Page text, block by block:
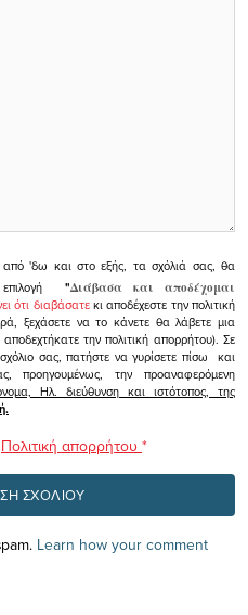
από 'δω και στο εξής, τα σχόλιά σας, θα
"Διάβασα και αποδέχομαι
ότι διαβάσατεκι αποδέχεστε την πολιτική
ξεχάσετε να το κάνετε θα λάβετε μια
την πολιτική απορρήτου). Σε
σας, πατήστε να γυρίσετε πίσω και
προηγουμένως, την προαναφερόμενη
Ηλ. διεύθυνση και ιστότοπος, της
Πολιτική απορρήτου *
Learn how your comment